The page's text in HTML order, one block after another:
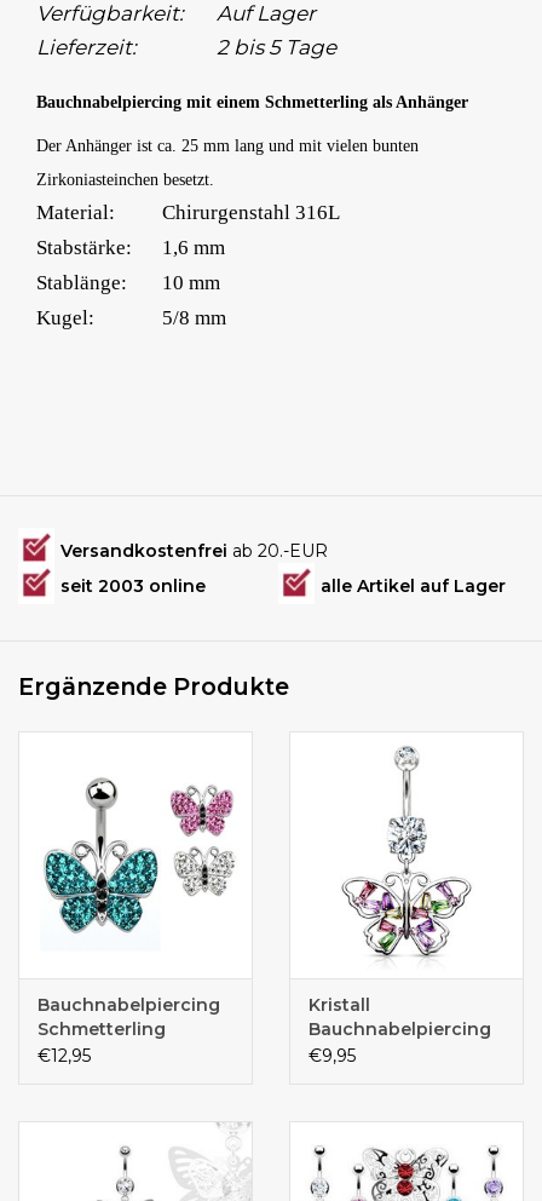
Verfügbarkeit:
Auf Lager
Lieferzeit:
2 bis 5 Tage
Bauchnabelpiercing mit einem Schmetterling als Anhänger
Der Anhänger ist ca. 25 mm lang und mit vielen bunten
Zirkoniasteinchen besetzt.
Material:
Chirurgenstahl 316L
Stabstärke:
1,6 mm
Stablänge:
10 mm
Kugel:
5/8 mm
Versandkostenfrei ab 20.-EUR
seit 2003 online
alle Artikel auf Lager
Ergänzende Produkte
Bauchnabelpiercing
Schmetterling
€12,95
Kristall
Bauchnabelpiercing
Schmetterling
€9,95